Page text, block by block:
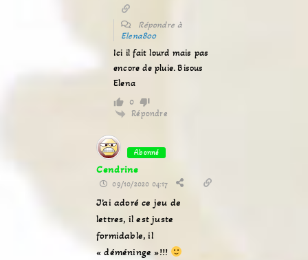
Répondre à
Elena800
Ici il fait lourd mais pas
encore de pluie. Bisous
Elena
0
Répondre
Abonné
Cendrine
09/10/2020 04:17
J’ai adoré ce jeu de
lettres, il est juste
formidable, il
« déméninge »!!!